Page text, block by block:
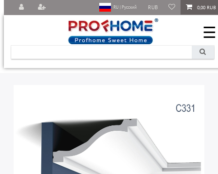
RUB 0,00 RUB
RU | Русский
☰